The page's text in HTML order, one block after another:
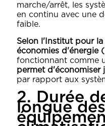
marche/arrêt, les
en continu avec une
faible.
Selon l'Institut pour
économies d'énergie
fonctionnant comme
permet d'économiser
par rapport aux
2. Durée
longue des